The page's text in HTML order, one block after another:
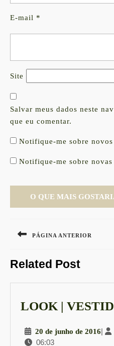
E-mail *
Site
Salvar meus dados neste
que eu comentar.
Notifique-me sobre
Notifique-me sobre
de
PÁGINA ANTERIOR
post:
Related Post
LOOK |
20 de junho de 201620
|
06:03